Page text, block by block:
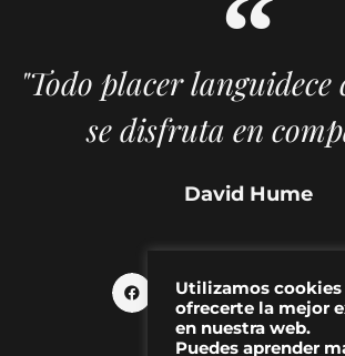
"Todo placer
se disfruta en
David Hume
Utilizamos cookies
ofrecerte la mejor
en nuestra web.
Puedes aprender